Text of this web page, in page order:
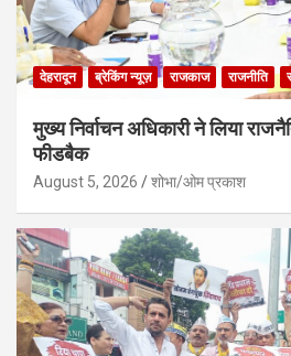
देहरादून ब्रेकिंग न्यूज़ राजकाज राजनीति
मुख्य निर्वाचन अधिकारी ने लिया
फीडबैक
August 5, 2026 शोभा/ओम प्रकाश